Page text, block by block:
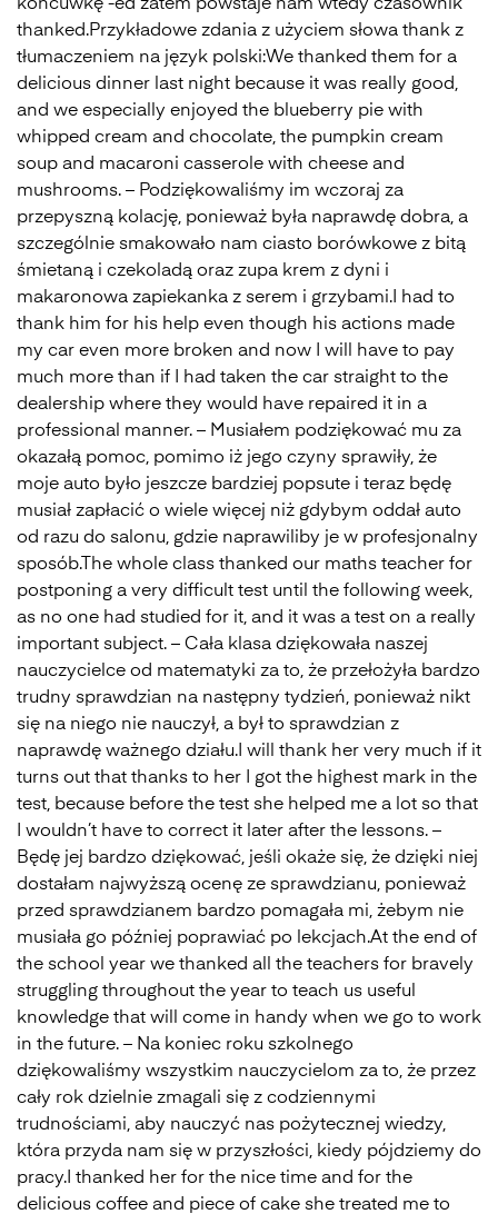
końcuwkę -ed zatem powstaje nam wtedy czasownik
thanked.Przykładowe zdania z użyciem słowa thank z
tłumaczeniem na język polski:We thanked them for a
delicious dinner last night because it was really good,
and we especially enjoyed the blueberry pie with
whipped cream and chocolate, the pumpkin cream
soup and macaroni casserole with cheese and
mushrooms. – Podziękowaliśmy im wczoraj za
przepyszną kolację, ponieważ była naprawdę dobra, a
szczególnie smakowało nam ciasto borówkowe z bitą
śmietaną i czekoladą oraz zupa krem z dyni i
makaronowa zapiekanka z serem i grzybami.I had to
thank him for his help even though his actions made
my car even more broken and now I will have to pay
much more than if I had taken the car straight to the
dealership where they would have repaired it in a
professional manner. – Musiałem podziękować mu za
okazałą pomoc, pomimo iż jego czyny sprawiły, że
moje auto było jeszcze bardziej popsute i teraz będę
musiał zapłacić o wiele więcej niż gdybym oddał auto
od razu do salonu, gdzie naprawiliby je w profesjonalny
sposób.The whole class thanked our maths teacher for
postponing a very difficult test until the following week,
as no one had studied for it, and it was a test on a really
important subject. – Cała klasa dziękowała naszej
nauczycielce od matematyki za to, że przełożyła bardzo
trudny sprawdzian na następny tydzień, ponieważ nikt
się na niego nie nauczył, a był to sprawdzian z
naprawdę ważnego działu.I will thank her very much if it
turns out that thanks to her I got the highest mark in the
test, because before the test she helped me a lot so that
I wouldn’t have to correct it later after the lessons. –
Będę jej bardzo dziękować, jeśli okaże się, że dzięki niej
dostałam najwyższą ocenę ze sprawdzianu, ponieważ
przed sprawdzianem bardzo pomagała mi, żebym nie
musiała go później poprawiać po lekcjach.At the end of
the school year we thanked all the teachers for bravely
struggling throughout the year to teach us useful
knowledge that will come in handy when we go to work
in the future. – Na koniec roku szkolnego
dziękowaliśmy wszystkim nauczycielom za to, że przez
cały rok dzielnie zmagali się z codziennymi
trudnościami, aby nauczyć nas pożytecznej wiedzy,
która przyda nam się w przyszłości, kiedy pójdziemy do
pracy.I thanked her for the nice time and for the
delicious coffee and piece of cake she treated me to